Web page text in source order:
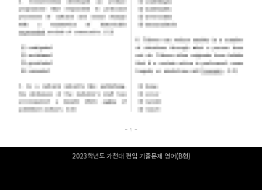
2023학년도 가천대 편입 기출문제 영어(B형)